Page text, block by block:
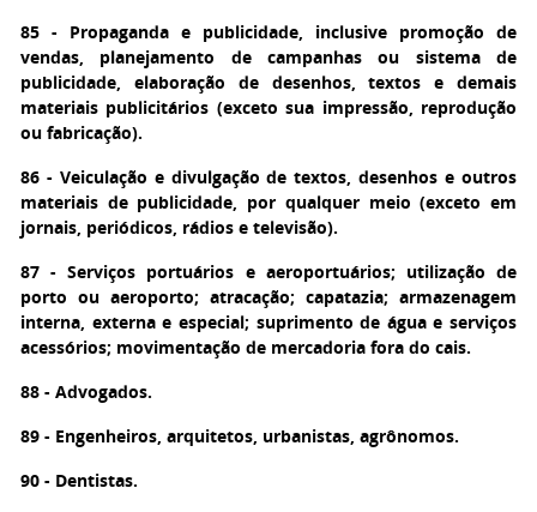
85 - Propaganda e publicidade, inclusive promoção de
vendas, planejamento de campanhas ou sistema de
publicidade, elaboração de desenhos, textos e demais
materiais publicitários (exceto sua impressão, reprodução
ou fabricação).
86 - Veiculação e divulgação de textos, desenhos e outros
materiais de publicidade, por qualquer meio (exceto em
jornais, periódicos, rádios e televisão).
87 - Serviços portuários e aeroportuários; utilização de
porto ou aeroporto; atracação; capatazia; armazenagem
interna, externa e especial; suprimento de água e serviços
acessórios; movimentação de mercadoria fora do cais.
88 - Advogados.
89 - Engenheiros, arquitetos, urbanistas, agrônomos.
90 - Dentistas.